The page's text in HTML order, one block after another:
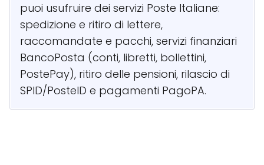
puoi usufruire dei servizi Poste Italiane:
spedizione e ritiro di lettere,
raccomandate e pacchi, servizi finanziari
BancoPosta (conti, libretti, bollettini,
PostePay), ritiro delle pensioni, rilascio di
SPID/PosteID e pagamenti PagoPA.